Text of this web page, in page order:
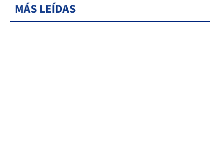
MÁS LEÍDAS